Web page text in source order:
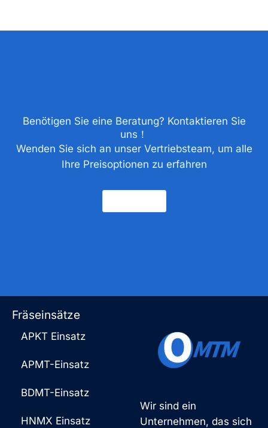
Benötigen Sie eine Beratung? Kontaktieren Sie
uns！
Wenden Sie sich an unser Vertriebsteam, um alle
Ihre Preisoptionen zu erfahren
Wir sind ein
Unternehmen, das sich
Fräseinsätze
APKT Einsatz
APMT-Einsatz
BDMT-Einsatz
HNMX Einsatz